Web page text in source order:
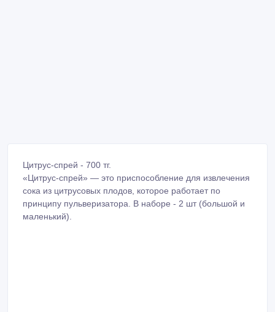
Цитрус-спрей - 700 тг.
«Цитрус-спрей» — это приспособление для извлечения
сока из цитрусовых плодов, которое работает по
принципу пульверизатора. В наборе - 2 шт (большой и
маленький).